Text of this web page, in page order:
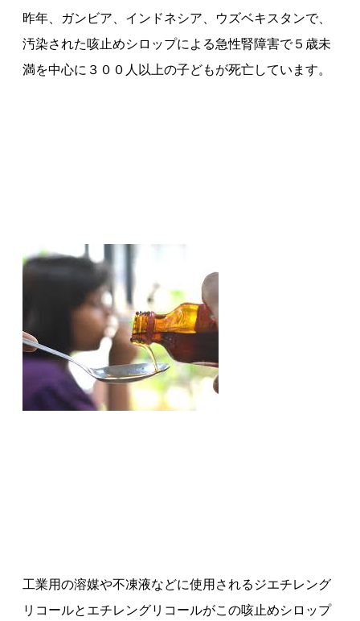
昨年、ガンビア、インドネシア、ウズベキスタンで、
汚染された咳止めシロップによる急性腎障害で５歳未
満を中心に３００人以上の子どもが死亡しています。
工業用の溶媒や不凍液などに使用されるジエチレング
リコールとエチレングリコールがこの咳止めシロップ